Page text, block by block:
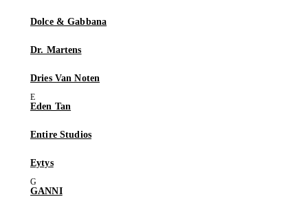
Dolce & Gabbana
Dr. Martens
Dries Van Noten
Eden Tan
Entire Studios
Eytys
GANNI